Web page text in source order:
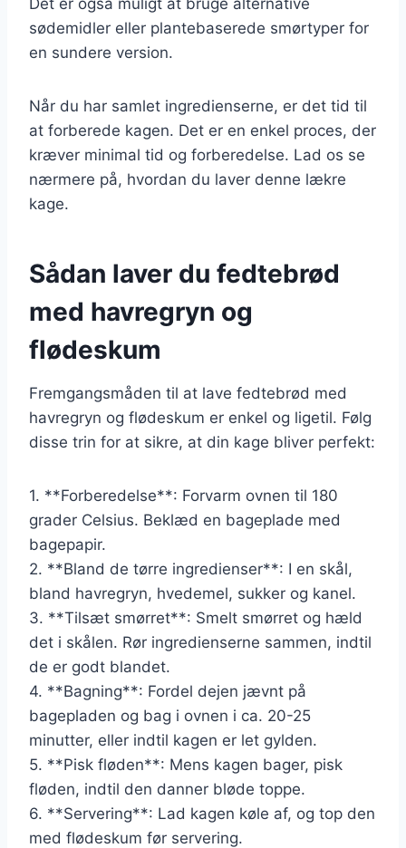
sødemidler eller plantebaserede smørtyper for
en sundere version.
Når du har samlet ingredienserne, er det tid til
at forberede kagen. Det er en enkel proces, der
kræver minimal tid og forberedelse. Lad os se
nærmere på, hvordan du laver denne lækre
kage.
Sådan laver du fedtebrød
med havregryn og
flødeskum
Fremgangsmåden til at lave fedtebrød med
havregryn og flødeskum er enkel og ligetil. Følg
disse trin for at sikre, at din kage bliver perfekt:
1. **Forberedelse**: Forvarm ovnen til 180
grader Celsius. Beklæd en bageplade med
bagepapir.
2. **Bland de tørre ingredienser**: I en skål,
bland havregryn, hvedemel, sukker og kanel.
3. **Tilsæt smørret**: Smelt smørret og hæld
det i skålen. Rør ingredienserne sammen, indtil
de er godt blandet.
4. **Bagning**: Fordel dejen jævnt på
bagepladen og bag i ovnen i ca. 20-25
minutter, eller indtil kagen er let gylden.
5. **Pisk fløden**: Mens kagen bager, pisk
fløden, indtil den danner bløde toppe.
6. **Servering**: Lad kagen køle af, og top den
med flødeskum før servering.